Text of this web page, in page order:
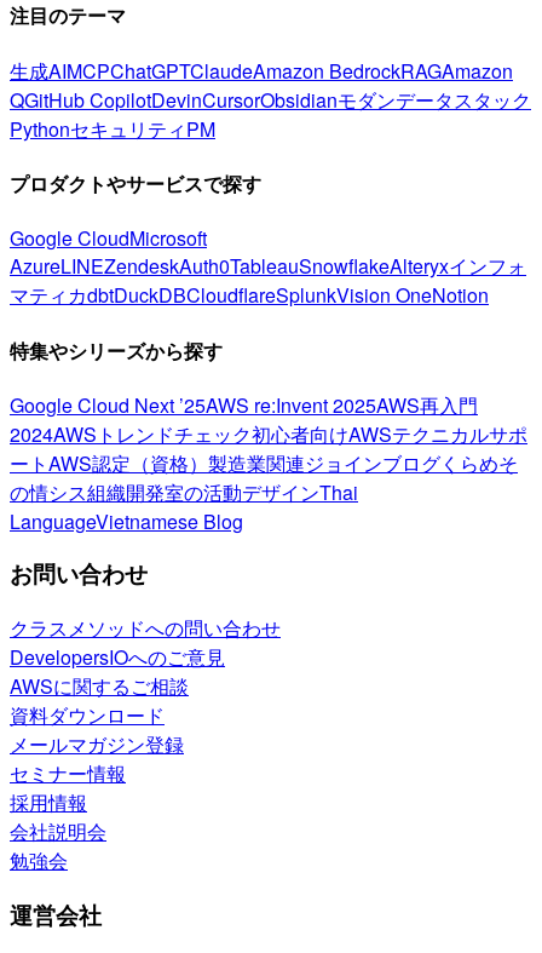
注目のテーマ
生成AIMCPChatGPTClaudeAmazon BedrockRAGAmazon
QGitHub CopilotDevinCursorObsidianモダンデータスタック
PythonセキュリティPM
プロダクトやサービスで探す
Google CloudMicrosoft
AzureLINEZendeskAuth0TableauSnowflakeAlteryxインフォ
マティカdbtDuckDBCloudflareSplunkVision OneNotion
特集やシリーズから探す
Google Cloud Next ’25AWS re:Invent 2025AWS再入門
2024AWSトレンドチェック初心者向けAWSテクニカルサポ
ートAWS認定（資格） 製造業関連ジョインブログくらめそ
の情シス組織開発室の活動デザインThai
LanguageVietnamese Blog
お問い合わせ
クラスメソッドへの問い合わせ
DevelopersIOへのご意見
AWSに関するご相談
資料ダウンロード
メールマガジン登録
セミナー情報
採用情報
会社説明会
勉強会
運営会社